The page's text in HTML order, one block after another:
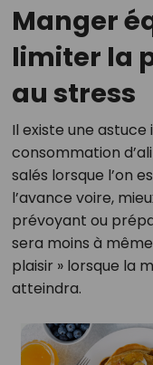
Manger
limiter la
au stress
Il existe une
consommation
salés lorsque l’on
l’avance voire,
prévoyant ou
sera moins à
plaisir » lorsque la
atteindra.